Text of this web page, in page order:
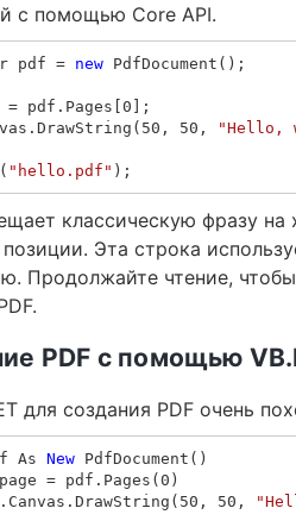
с помощью Core API.
pdf = new PdfDocument ();
= pdf . Pages 0 ];
. DrawString ( 50 , 50 , "Hello,
( "hello.pdf" );
классическую фразу на
позиции. Эта строка
Продолжайте чтение,
PDF с помощью
для создания PDF очень
As New PdfDocument ()
page = pdf . Pages ( 0 )
. Canvas . DrawString ( 50 , 50 ,